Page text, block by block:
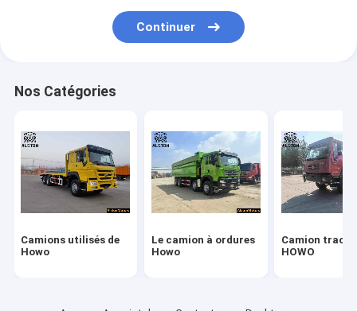
Camion de réservoir d'eau
Remorque de réservoir de carburant
REMORQUE À PLATEAU
remorque à lit bas
Trailer à décharger
Continuer
Nos Catégories
Camions utilisés de
Howo
Le camion à ordures
Howo
Camion
HOWO